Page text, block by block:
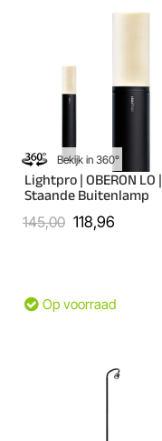
Bekijk in 360°
Lightpro | OBERON LO |
Staande Buitenlamp
145,00 118,96
Op voorraad